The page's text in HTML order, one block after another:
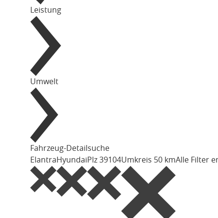
Leistung
Umwelt
Fahrzeug-Detailsuche
ElantraHyundaiPlz 39104Umkreis 50 kmAlle Filter